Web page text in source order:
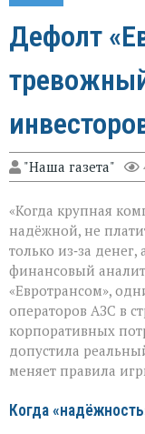
Дефолт
"Наша газета"
«Когда крупная
надёжной, не
только из‑за
финансовый
«Евротрансом»,
операторов АЗС в
корпоративных
допустила
меняет правила
Когда